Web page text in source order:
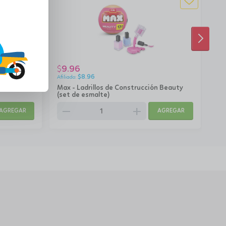
Max - Ladrillos de Construcción Beauty
(set de esmalte)
$9.96
$8.96
remove add AGREGAR